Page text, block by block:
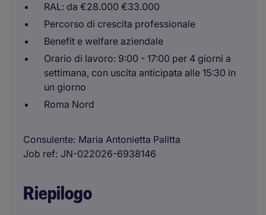
RAL: da €28.000 €33.000
Percorso di crescita professionale
Benefit e welfare aziendale
Orario di lavoro: 9:00 - 17:00 per 4 giorni a
settimana, con uscita anticipata alle 15:30 in
un giorno
Roma Nord
Consulente Maria Antonietta Palitta
Job ref JN-022026-6938146
Riepilogo